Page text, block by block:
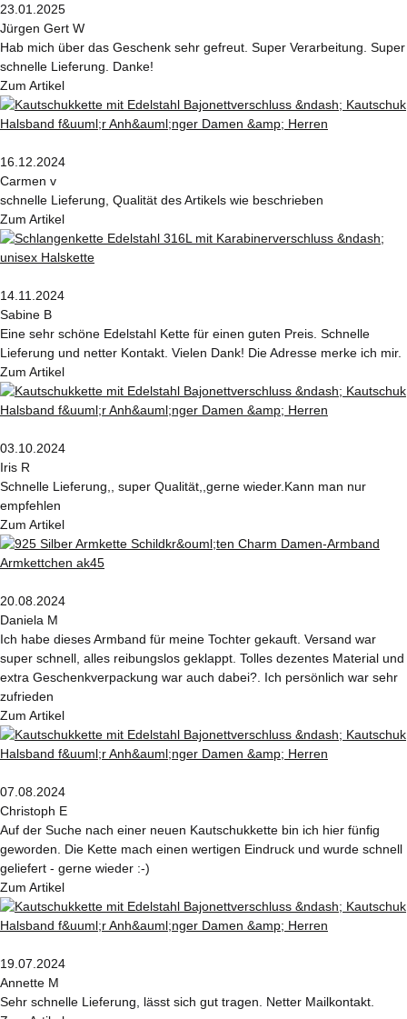
23.01.2025
Jürgen Gert W
Hab mich über das Geschenk sehr gefreut. Super Verarbeitung. Super
schnelle Lieferung. Danke!
Zum Artikel
16.12.2024
Carmen v
schnelle Lieferung, Qualität des Artikels wie beschrieben
Zum Artikel
14.11.2024
Sabine B
Eine sehr schöne Edelstahl Kette für einen guten Preis. Schnelle
Lieferung und netter Kontakt. Vielen Dank! Die Adresse merke ich mir.
Zum Artikel
03.10.2024
Iris R
Schnelle Lieferung,, super Qualität,,gerne wieder.Kann man nur
empfehlen
Zum Artikel
20.08.2024
Daniela M
Ich habe dieses Armband für meine Tochter gekauft. Versand war
super schnell, alles reibungslos geklappt. Tolles dezentes Material und
extra Geschenkverpackung war auch dabei?. Ich persönlich war sehr
zufrieden
Zum Artikel
07.08.2024
Christoph E
Auf der Suche nach einer neuen Kautschukkette bin ich hier fünfig
geworden. Die Kette mach einen wertigen Eindruck und wurde schnell
geliefert - gerne wieder :-)
Zum Artikel
19.07.2024
Annette M
Sehr schnelle Lieferung, lässt sich gut tragen. Netter Mailkontakt.